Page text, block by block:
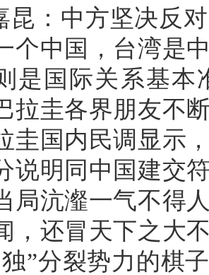
昆：中方坚决反
个中国，台湾是
是国际关系基
拉圭各界朋友不
圭国内民调显示
说明同中国建交
局沆瀣一气不得
，还冒天下之大
独”分裂势力的棋